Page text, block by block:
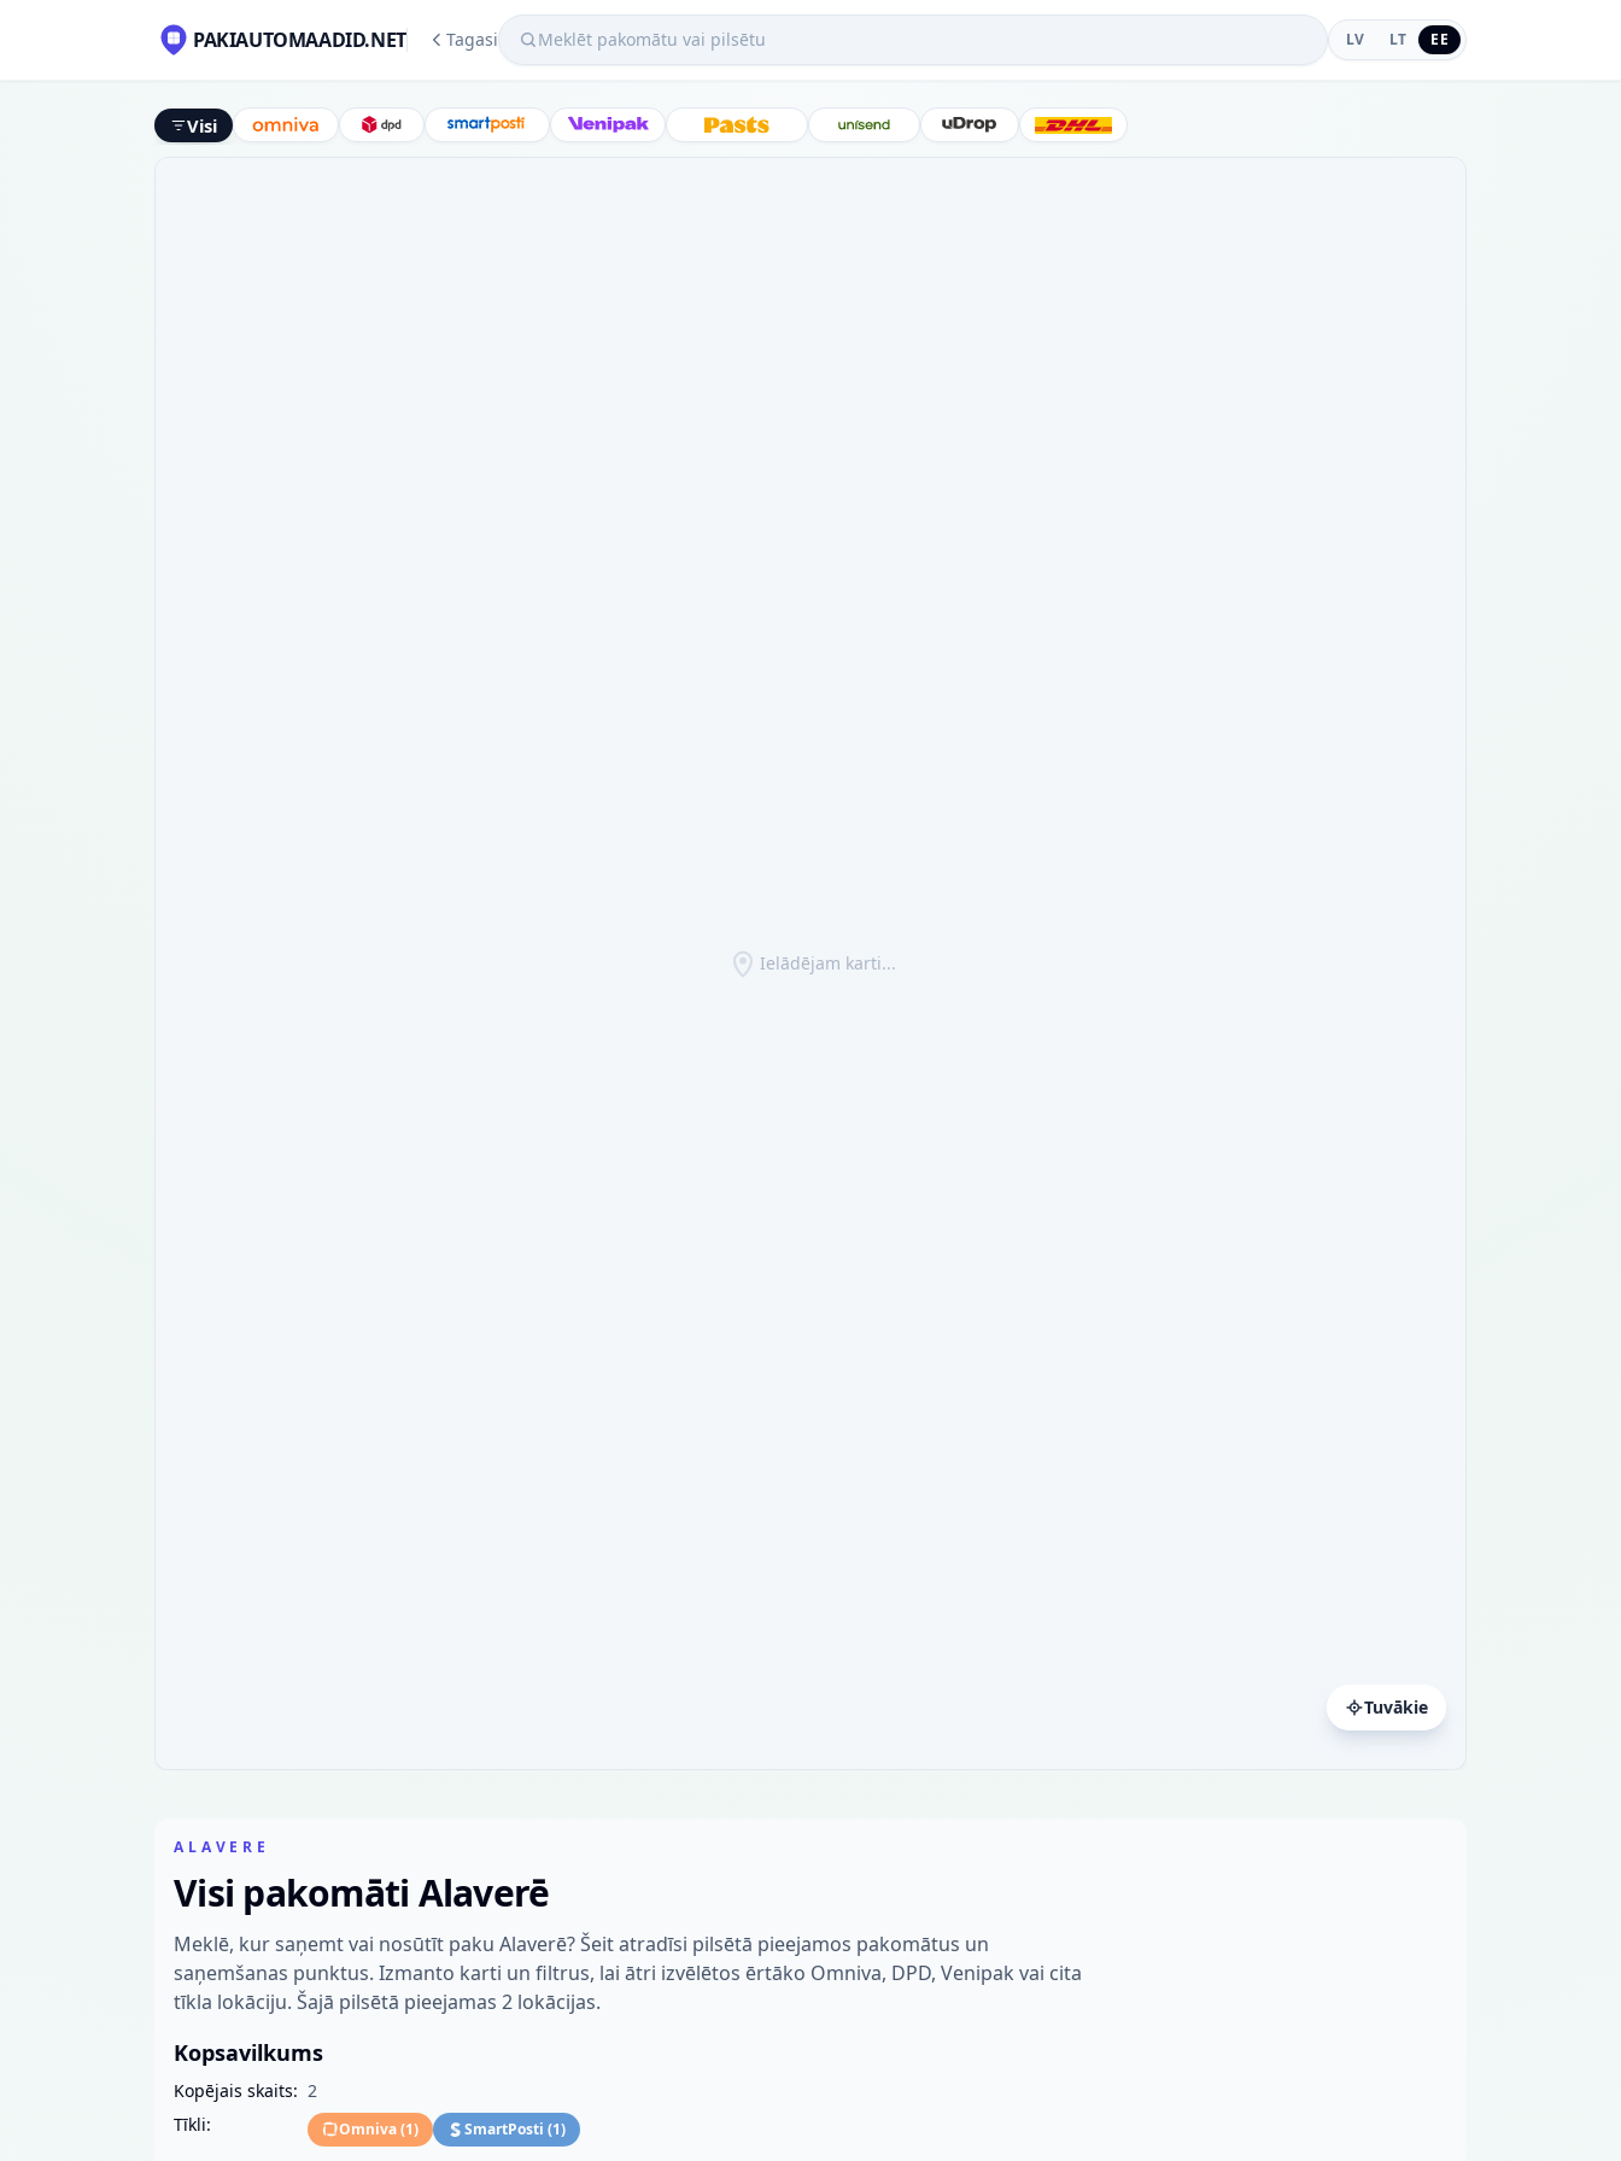
PAKIAUTOMAADID.NET TagasiMeklēt pakomātu vai pilsētu LV LT EE
Visi Omniva DPD SmartPosti Venipak Latvijas Pasts Unisend uDrop DHL
Ielādējam karti...
Tuvākie
ALAVERE
Visi pakomāti Alaverē
Meklē, kur saņemt vai nosūtīt paku Alaverē? Šeit atradīsi pilsētā pieejamos pakomātus un
saņemšanas punktus. Izmanto karti un filtrus, lai ātri izvēlētos ērtāko Omniva, DPD, Venipak vai cita
tīkla lokāciju. Šajā pilsētā pieejamas 2 lokācijas.
Kopsavilkums
Kopējais skaits: 2
Tīkli:
Omniva(1) SmartPosti (1)